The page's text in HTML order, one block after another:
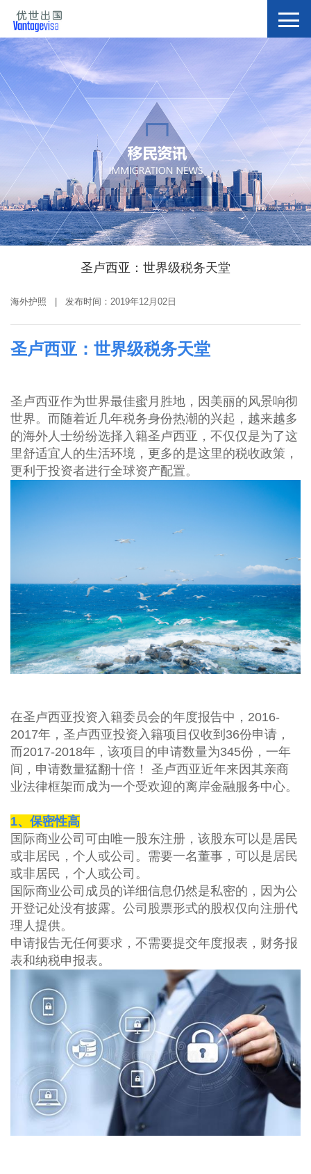
圣卢西亚：世界级税务天堂
海外护照 | 发布时间：2019年12月02日
圣卢西亚：世界级税务天堂
圣卢西亚作为世界最佳蜜月胜地，因美丽的风景响彻
世界。而随着近几年税务身份热潮的兴起，越来越多
的海外人士纷纷选择入籍圣卢西亚，不仅仅是为了这
里舒适宜人的生活环境，更多的是这里的税收政策，
更利于投资者进行全球资产配置。
在圣卢西亚投资入籍委员会的年度报告中， 2016-
2017年，圣卢西亚投资入籍项目仅收到 36份申请，
而2017-2018年，该项目的申请数量为345份，一年
间，申请数量猛翻十倍！ 圣卢西亚近年来因其亲商
业法律框架而成为一个受欢迎的离岸金融服务中心。
1、保密性高
国际商业公司可由唯一股东注册，该股东可以是居民
或非居民，个人或公司。需要一名董事，可以是居民
或非居民，个人或公司。
国际商业公司成员的详细信息仍然是私密的，因为公
开登记处没有披露。公司股票形式的股权仅向注册代
理人提供。
申请报告无任何要求，不需要提交年度报表，财务报
表和纳税申报表。